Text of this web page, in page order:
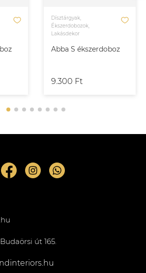
Abba S ékszerdoboz
Dísztárgyak,
Ékszerdobozok,
Lakásdekor
9.300 Ft
út 165.